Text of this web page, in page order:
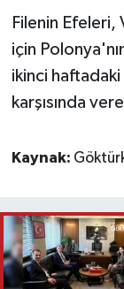
Filenin Efeleri,
için
ikinci haftadaki
karşısında
Kaynak: